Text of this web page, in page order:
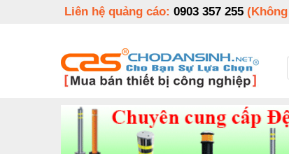
Liên hệ quảng cáo: 0903 357 255